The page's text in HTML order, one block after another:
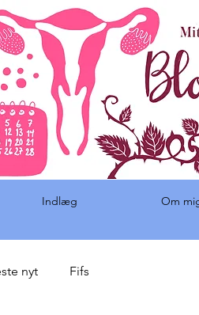
Indlæg Om
nyt Fifs